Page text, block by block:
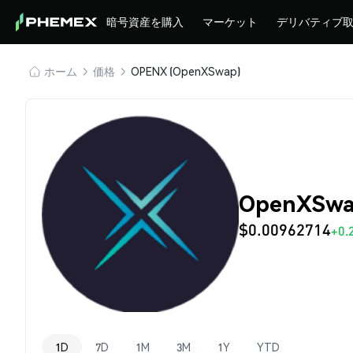
暗号資産を購入 マーケット デリバティブ
ホーム 価格 OPENX (OpenXSwap)
$0.00962714
1D 7D 1M 3M 1Y YTD